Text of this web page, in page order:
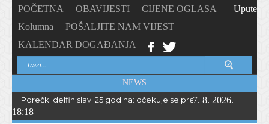
POČETNA OBAVIJESTI
CIJENE OGLASA
Kolumna
POŠALJITE NAM VIJEST
KALENDAR DOGAĐANJA
Upute
NEWS
Porečki delfin slavi 25 godina: očekuje se preko 1.700
7. 8. 2026.
18:18